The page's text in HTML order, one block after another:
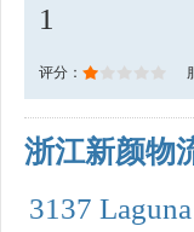
1
评分：
浙江新颜物
3137